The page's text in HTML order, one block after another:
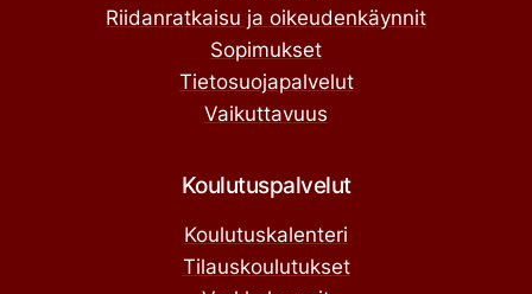
Riidanratkaisu ja oikeudenkäynnit
Sopimukset
Tietosuojapalvelut
Vaikuttavuus
Koulutuspalvelut
Koulutuskalenteri
Tilauskoulutukset